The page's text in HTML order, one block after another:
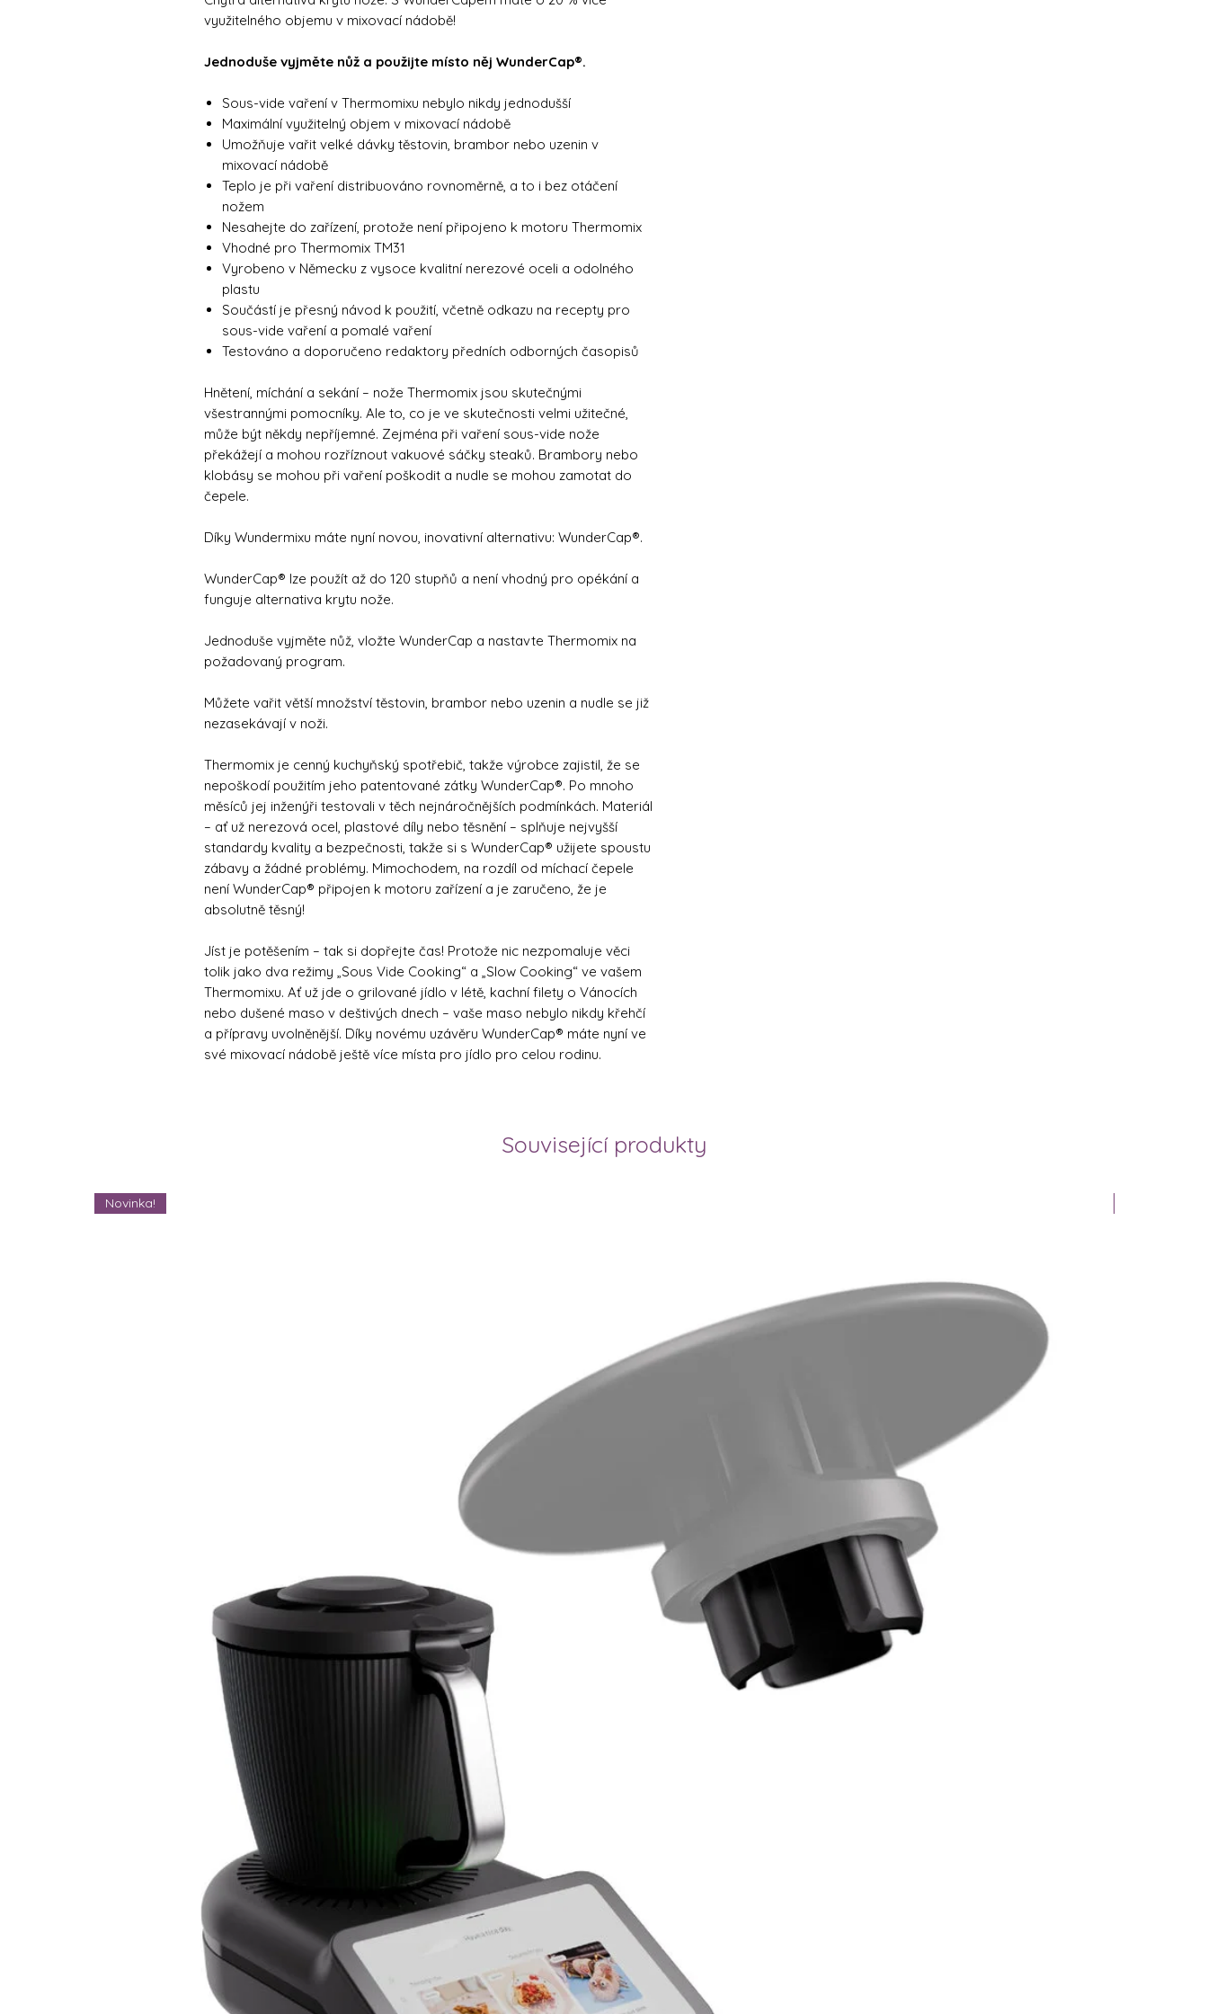
využitelného objemu v mixovací nádobě!
Jednoduše vyjměte nůž a použijte místo něj WunderCap®.
Sous-vide vaření v Thermomixu nebylo nikdy jednodušší
Maximální využitelný objem v mixovací nádobě
Umožňuje vařit velké dávky těstovin, brambor nebo uzenin v
mixovací nádobě
Teplo je při vaření distribuováno rovnoměrně, a to i bez otáčení
nožem
Nesahejte do zařízení, protože není připojeno k motoru Thermomix
Vhodné pro Thermomix TM31
Vyrobeno v Německu z vysoce kvalitní nerezové oceli a odolného
plastu
Součástí je přesný návod k použití, včetně odkazu na recepty pro
sous-vide vaření a pomalé vaření
Testováno a doporučeno redaktory předních odborných časopisů
Hnětení, míchání a sekání – nože Thermomix jsou skutečnými
všestrannými pomocníky. Ale to, co je ve skutečnosti velmi užitečné,
může být někdy nepříjemné. Zejména při vaření sous-vide nože
překážejí a mohou rozříznout vakuové sáčky steaků. Brambory nebo
klobásy se mohou při vaření poškodit a nudle se mohou zamotat do
čepele.
Díky Wundermixu máte nyní novou, inovativní alternativu: WunderCap®.
WunderCap® lze použít až do 120 stupňů a není vhodný pro opékání a
funguje alternativa krytu nože.
Jednoduše vyjměte nůž, vložte WunderCap a nastavte Thermomix na
požadovaný program.
Můžete vařit větší množství těstovin, brambor nebo uzenin a nudle se již
nezasekávají v noži.
Thermomix je cenný kuchyňský spotřebič, takže výrobce zajistil, že se
nepoškodí použitím jeho patentované zátky WunderCap®. Po mnoho
měsíců jej inženýři testovali v těch nejnáročnějších podmínkách. Materiál
– ať už nerezová ocel, plastové díly nebo těsnění – splňuje nejvyšší
standardy kvality a bezpečnosti, takže si s WunderCap® užijete spoustu
zábavy a žádné problémy. Mimochodem, na rozdíl od míchací čepele
není WunderCap® připojen k motoru zařízení a je zaručeno, že je
absolutně těsný!
Jíst je potěšením – tak si dopřejte čas! Protože nic nezpomaluje věci
tolik jako dva režimy „Sous Vide Cooking“ a „Slow Cooking“ ve vašem
Thermomixu. Ať už jde o grilované jídlo v létě, kachní filety o Vánocích
nebo dušené maso v deštivých dnech – vaše maso nebylo nikdy křehčí
a přípravy uvolněnější. Díky novému uzávěru WunderCap® máte nyní ve
své mixovací nádobě ještě více místa pro jídlo pro celou rodinu.
Související produkty
Novinka!